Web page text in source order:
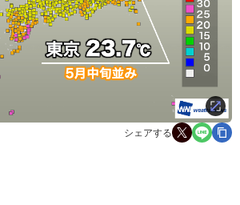
シェアする